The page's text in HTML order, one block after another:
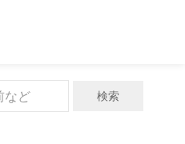
検索